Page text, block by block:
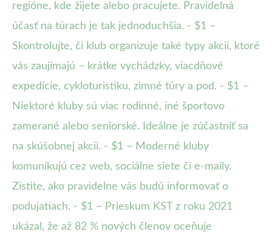
regióne, kde žijete alebo pracujete. Pravidelná
účasť na túrach je tak jednoduchšia. - $1 –
Skontrolujte, či klub organizuje také typy akcií, ktoré
vás zaujímajú – krátke vychádzky, viacdňové
expedície, cykloturistiku, zimné túry a pod. - $1 –
Niektoré kluby sú viac rodinné, iné športovo
zamerané alebo seniorské. Ideálne je zúčastniť sa
na skúšobnej akcii. - $1 – Moderné kluby
komunikujú cez web, sociálne siete či e-maily.
Zistite, ako pravidelne vás budú informovať o
podujatiach. - $1 – Prieskum KST z roku 2021
ukázal, že až 82 % nových členov oceňuje